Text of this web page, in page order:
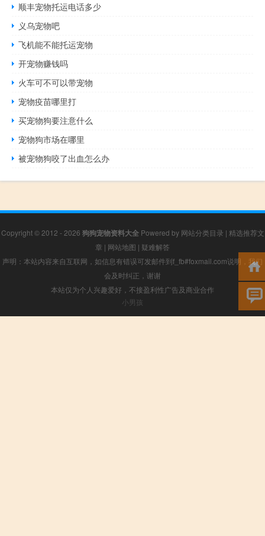
顺丰宠物托运电话多少
义乌宠物吧
飞机能不能托运宠物
开宠物赚钱吗
火车可不可以带宠物
宠物疫苗哪里打
买宠物狗要注意什么
宠物狗市场在哪里
被宠物狗咬了出血怎么办
Copyright © 2012 - 2026 狗狗宠物资料大全Powered by 网站分类目录 | 精选推荐文
章 | 网站地图 | 疑难解答
声明：本站内容来自互联网，如信息有错误可发邮件到f_fb#foxmail.com说明，我们
会及时纠正，谢谢
本站仅为个人兴趣爱好，不接盈利性广告及商业合作
小男孩